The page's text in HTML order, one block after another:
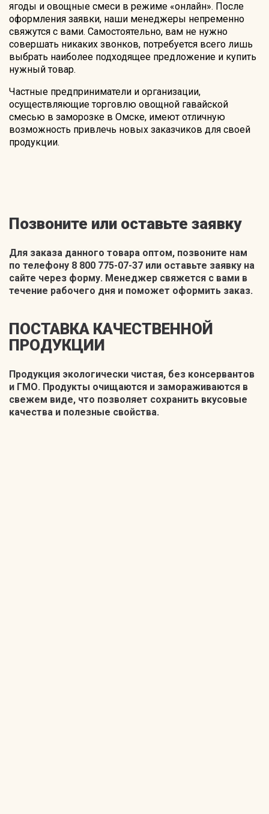
ягоды и овощные смеси в режиме «онлайн». После
оформления заявки, наши менеджеры непременно
свяжутся с вами. Самостоятельно, вам не нужно
совершать никаких звонков, потребуется всего лишь
выбрать наиболее подходящее предложение и купить
нужный товар.
Частные предприниматели и организации,
осуществляющие торговлю овощной гавайской
смесью в заморозке в Омске, имеют отличную
возможность привлечь новых заказчиков для своей
продукции.
Позвоните или оставьте заявку
Для заказа данного товара оптом, позвоните нам
по телефону 8 800 775-07-37 или оставьте заявку на
сайте через форму. Менеджер свяжется с вами в
течение рабочего дня и поможет оформить заказ.
ПОСТАВКА КАЧЕСТВЕННОЙ
ПРОДУКЦИИ
Продукция экологически чистая, без консервантов
и ГМО. Продукты очищаются и замораживаются в
свежем виде, что позволяет сохранить вкусовые
качества и полезные свойства.